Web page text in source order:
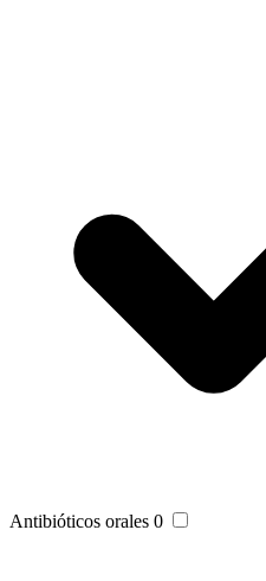
Antibióticos orales 0